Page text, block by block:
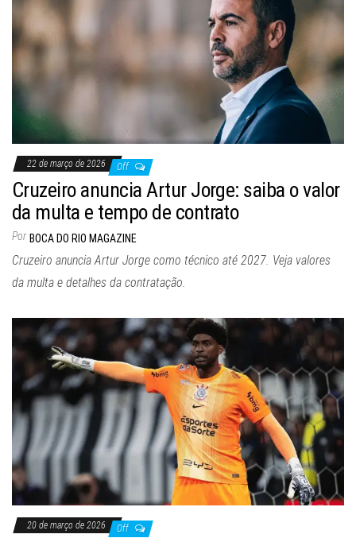
22 de março de 2026 Off
Cruzeiro anuncia Artur Jorge: saiba o valor
da multa e tempo de contrato
Por BOCA DO RIO MAGAZINE
Cruzeiro anuncia Artur Jorge como técnico até 2027. Veja valores
da multa e detalhes da contratação.
20 de março de 2026 Off